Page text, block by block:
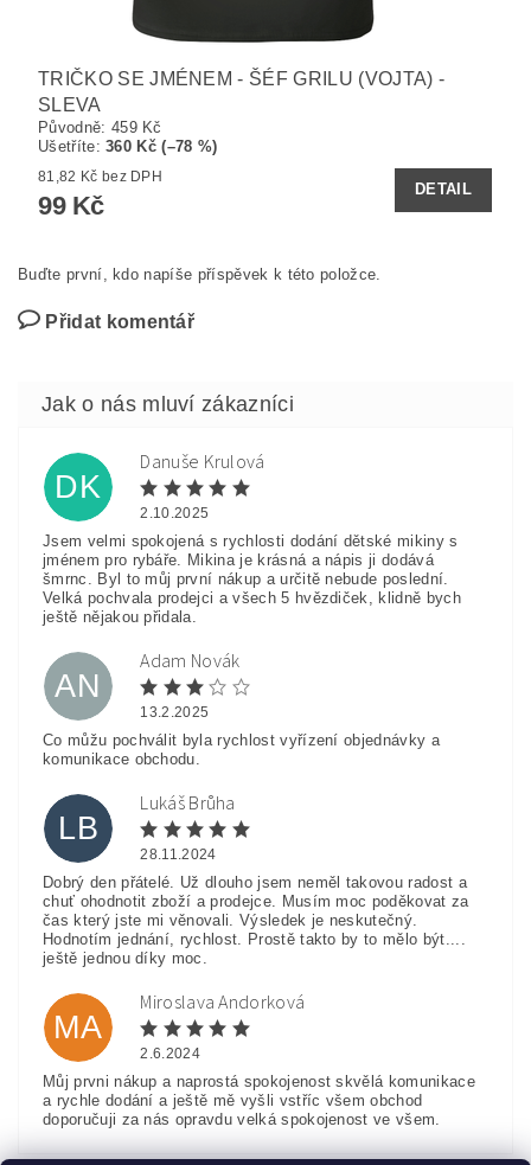
TRIČKO SE JMÉNEM - ŠÉF GRILU (VOJTA) -
SLEVA
Původně: 459 Kč
Ušetříte:360 Kč (–78 %)
81,82 Kč bez DPH
99 Kč
DETAIL
Buďte první, kdo napíše příspěvek k této položce.
Přidat komentář
DK
Danuše Krulová
2.10.2025
Jsem velmi spokojená s rychlosti dodání dětské mikiny s
jménem pro rybáře. Mikina je krásná a nápis ji dodává
šmrnc. Byl to můj první nákup a určitě nebude poslední.
Velká pochvala prodejci a všech 5 hvězdiček, klidně bych
ještě nějakou přidala.
AN
Adam Novák
13.2.2025
Co můžu pochválit byla rychlost vyřízení objednávky a
komunikace obchodu.
LB
Lukáš Brůha
28.11.2024
Dobrý den přátelé. Už dlouho jsem neměl takovou radost a
chuť ohodnotit zboží a prodejce. Musím moc poděkovat za
čas který jste mi věnovali. Výsledek je neskutečný.
Hodnotím jednání, rychlost. Prostě takto by to mělo být....
ještě jednou díky moc.
MA
Miroslava Andorková
2.6.2024
Můj prvni nákup a naprostá spokojenost skvělá komunikace
a rychle dodání a ještě mě vyšli vstříc všem obchod
doporučuji za nás opravdu velká spokojenost ve všem.